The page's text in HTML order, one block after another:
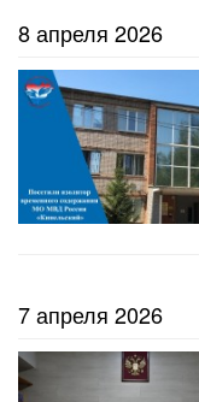
8 апреля 2026
7 апреля 2026